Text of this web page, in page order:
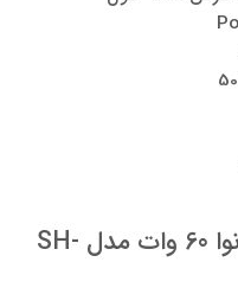
کاربرد پرژکتور ماژولار سوپر نوا 60 وات مدل SH-